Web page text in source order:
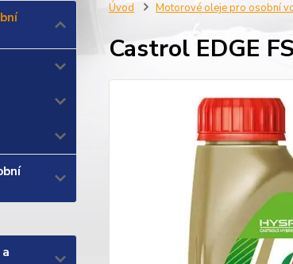
Úvod Motorové oleje pro osobní
Castrol EDGE